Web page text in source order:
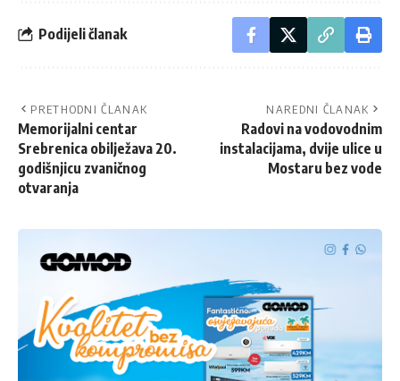
Podijeli članak
PRETHODNI ČLANAK
Memorijalni centar
Srebrenica obilježava 20.
godišnjicu zvaničnog
otvaranja
NAREDNI ČLANAK
Radovi na vodovodnim
instalacijama, dvije ulice u
Mostaru bez vode